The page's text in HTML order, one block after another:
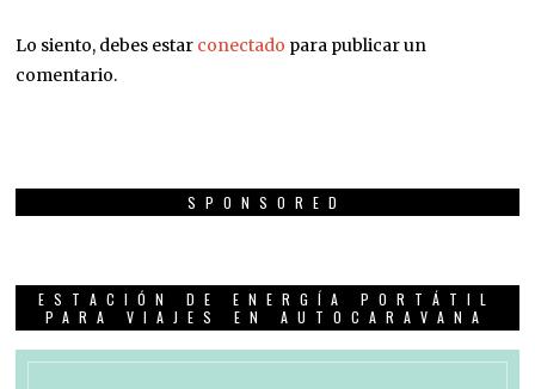
Lo siento, debes estar conectado para publicar un
comentario.
SPONSORED
ESTACIÓN DE ENERGÍA PORTÁTIL
PARA VIAJES EN AUTOCARAVANA